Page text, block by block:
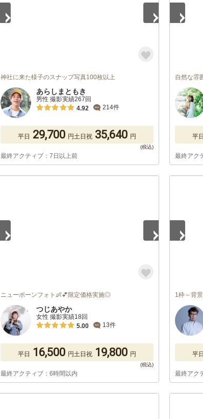
神社に来た様子のスナップ写真100枚以上
あらしまともき
男性 撮影実績267回
4.92
214件
平日 29,700 円土日祝 35,640 円
最終アクティブ：7日以上前
自然な雰
平日
最終アク
ニューボーンフォト👶💕限定価格実施◎
つじあやか
女性 撮影実績18回
5.00
13件
平日 16,500 円土日祝 19,800 円
最終アクティブ：6時間以内
1枠～背
平日
最終アク